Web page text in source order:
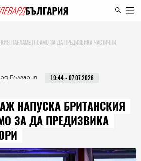
ПАРЛАМЕНТ САМО ЗА ДА ПРЕДИЗВИКА ЧАСТИЧНИ
България 19:44 - 07.07.2026
НАПУСКА БРИТАНСКИЯ
ЗА ДА ПРЕДИЗВИКА